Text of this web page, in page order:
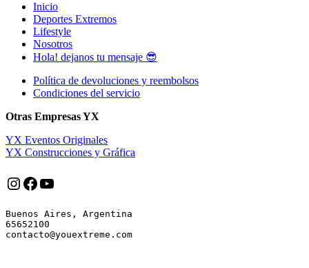
Inicio
Deportes Extremos
Lifestyle
Nosotros
Hola! dejanos tu mensaje 😎
Política de devoluciones y reembolsos
Condiciones del servicio
Otras Empresas YX
YX Eventos Originales
YX Construcciones y Gráfica
Instagram
Facebook
YouTube
Buenos Aires, Argentina
65652100